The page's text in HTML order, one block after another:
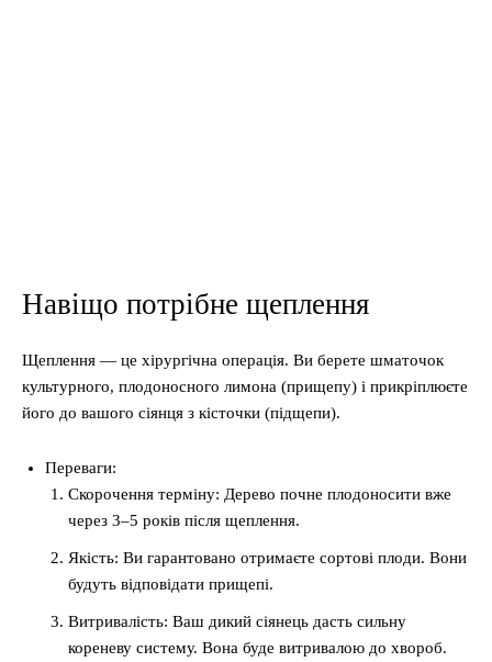
Навіщо потрібне щеплення
Щеплення — це хірургічна операція. Ви берете шматочок
культурного, плодоносного лимона (прищепу) і прикріплюєте
його до вашого сіянця з кісточки (підщепи).
Переваги:
Скорочення терміну: Дерево почне плодоносити вже
через 3–5 років після щеплення.
Якість: Ви гарантовано отримаєте сортові плоди. Вони
будуть відповідати прищепі.
Витривалість: Ваш дикий сіянець дасть сильну
кореневу систему. Вона буде витривалою до хвороб.